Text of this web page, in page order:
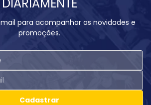
para acompanhar as novidades e
promoções.
Cadastrar